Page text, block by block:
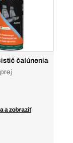
čalúnenia
a zobraziť